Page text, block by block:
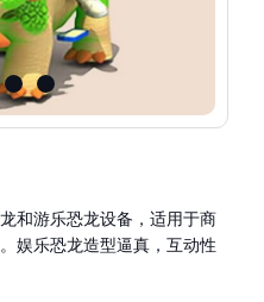
和游乐恐龙设备，适用于商
娱乐恐龙造型逼真，互动性